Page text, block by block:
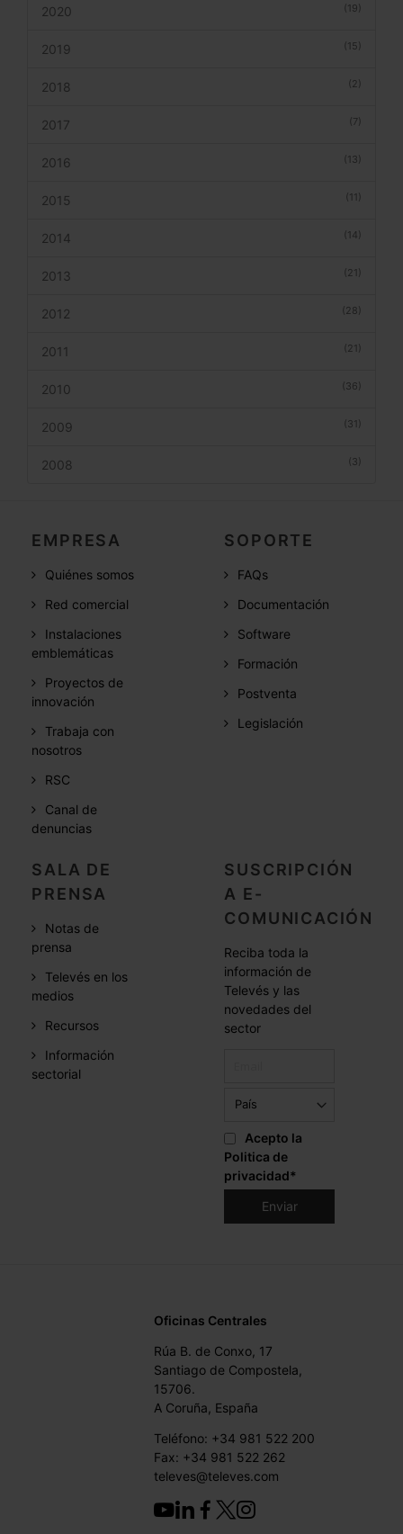
(19)
2020
(15)
2019
(2)
2018
(7)
2017
(13)
2016
(11)
2015
(14)
2014
(21)
2013
(28)
2012
(21)
2011
(36)
2010
(31)
2009
(3)
2008
EMPRESA
Quiénes somos
Red comercial
Instalaciones
emblemáticas
Proyectos de
innovación
Trabaja con
nosotros
RSC
Canal de
denuncias
SOPORTE
FAQs
Documentación
Software
Formación
Postventa
Legislación
SALA DE
PRENSA
Notas de
prensa
Televés en los
medios
Recursos
Información
sectorial
SUSCRIPCIÓN
A E-
COMUNICACIÓN
Reciba toda la
información de
Televés y las
novedades del
sector
Acepto la
Politica de
privacidad*
Oficinas Centrales
Rúa B. de Conxo, 17
Santiago de Compostela,
15706.
A Coruña, España
Teléfono: +34 981 522 200
Fax: +34 981 522 262
televes@televes.com